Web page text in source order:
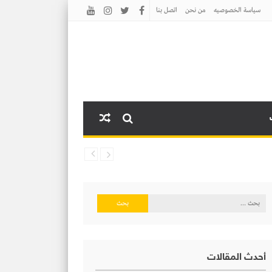
سياسة الخصوصيه من نحن اتصل بنا
البحث
أحدث المقالات